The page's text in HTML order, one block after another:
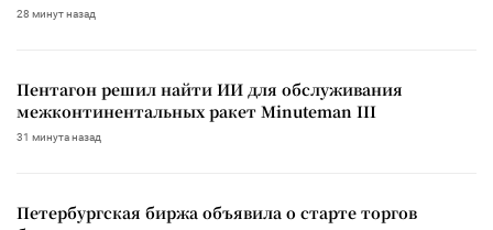
28 минут назад
Пентагон решил найти ИИ для обслуживания
межконтинентальных ракет Minuteman III
31 минута назад
Петербургская биржа объявила о старте торгов